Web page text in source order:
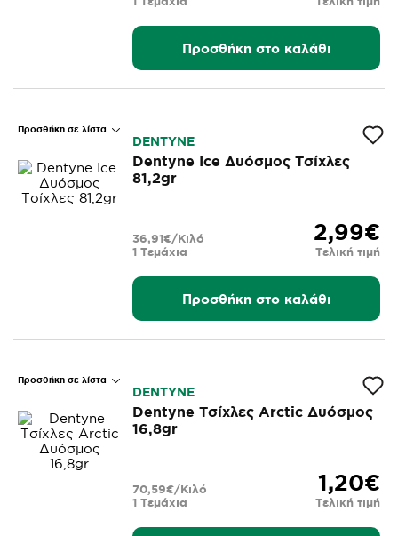
Προσθήκη στο καλάθι
Προσθήκη σε λίστα
DENTYNE
Dentyne Ice Δυόσμος Τσίχλες
81,2gr
2,99€
Τελική τιμή
1 Τεμάχια
36,91€/Κιλό
Προσθήκη στο καλάθι
Προσθήκη σε λίστα
DENTYNE
Dentyne Τσίχλες Arctic Δυόσμος
16,8gr
1,20€
Τελική τιμή
1 Τεμάχια
70,59€/Κιλό